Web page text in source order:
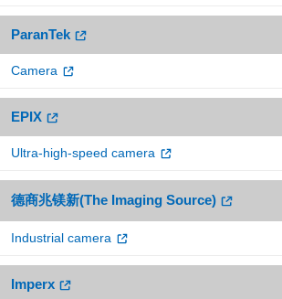
ParanTek
Camera
EPIX
Ultra-high-speed camera
德商兆镁新(The Imaging Source)
Industrial camera
Imperx